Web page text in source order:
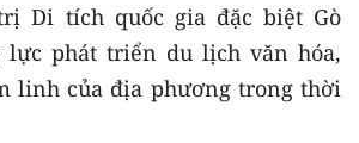
Di tích quốc gia đặc biệt Gò
lực phát triển du lịch văn hóa,
linh của địa phương trong thời